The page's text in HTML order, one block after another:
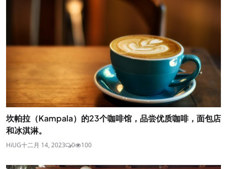
坎帕拉（Kampala）的23个咖啡馆，品尝优质咖啡，面包店
和冰淇淋。
HiUG十二月 14, 2023 0 100